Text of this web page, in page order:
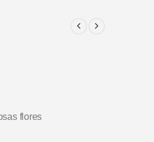
flores